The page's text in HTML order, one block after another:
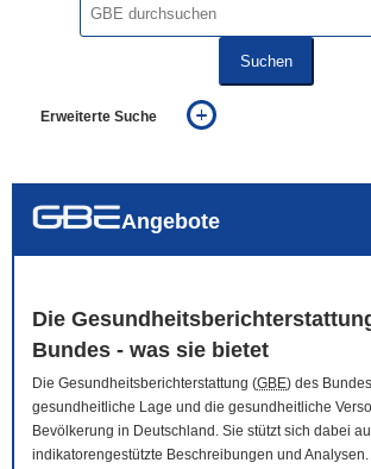
Suchen
Erweiterte Suche
auch in allen Texten suchen (Volltextsuche)
Angebote
Die
Bundes - was sie bietet
Die Gesundheitsberichterstattung (GBE) des
gesundheitliche Lage und die gesundheitliche
Bevölkerung in Deutschland. Sie stützt sich dabei
indikatorengestützte Beschreibungen und